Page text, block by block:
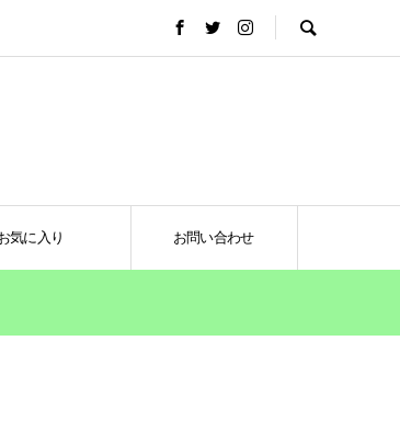
気に入り お問い合わせ